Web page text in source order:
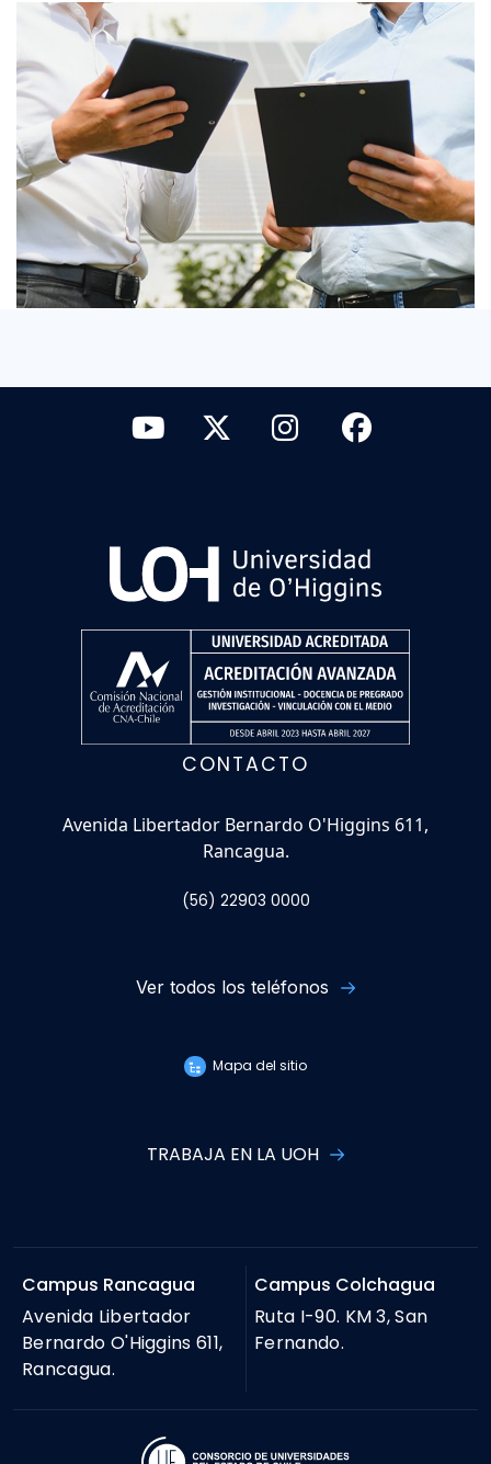
CONTACTO
Avenida Libertador Bernardo O'Higgins 611,
Rancagua.
(56) 22903 0000
Ver todos los teléfonos
Mapa del sitio
TRABAJA EN LA UOH
Campus Rancagua
Avenida Libertador
Bernardo O'Higgins 611,
Rancagua.
Campus Colchagua
Ruta I-90. KM 3, San
Fernando.